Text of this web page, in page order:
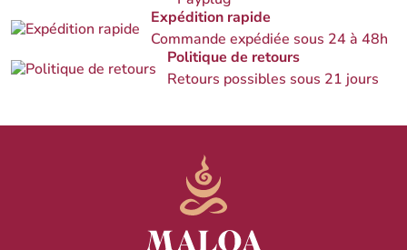
Expédition rapide
Commande expédiée sous 24 à 48h
Politique de retours
Retours possibles sous 21 jours